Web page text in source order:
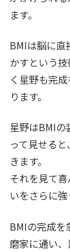
ます。
BMIは脳に直
かすという
く星野も完
ります。
星野はBMIの
って見せる
きます。
それを見て
いをさらに強
BMIの完成を
磨家に通い